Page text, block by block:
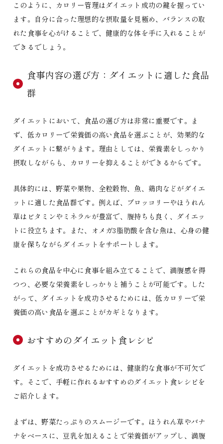
このように、カロリー管理はダイエット成功の鍵を握ってい
ます。自分に合った理想的な摂取量を見極め、バランスの取
れた食事を心がけることで、健康的な体を手に入れることが
できるでしょう。
食事内容の選び方：ダイエットに適した食品
群
ダイエットにおいて、食品の選び方は非常に重要です。ま
ず、低カロリーで栄養価の高い食品を選ぶことが、効果的な
ダイエットに繋がります。理由としては、栄養素をしっかり
摂取しながらも、カロリーを抑えることができるからです。
具体的には、野菜や果物、全粒穀物、魚、鶏肉などがダイエ
ットに適した食品群です。例えば、ブロッコリーやほうれん
草はビタミンやミネラルが豊富で、腹持ちも良く、ダイエッ
トに役立ちます。また、オメガ3脂肪酸を含む魚は、心身の健
康を保ちながらダイエットをサポートします。
これらの食品を中心に食事を組み立てることで、満腹感を得
つつ、必要な栄養素をしっかりと補うことが可能です。した
がって、ダイエットを成功させるためには、低カロリーで栄
養価の高い食品を選ぶことがカギとなります。
おすすめのダイエット食レシピ
ダイエットを成功させるためには、健康的な食事が不可欠で
す。そこで、手軽に作れるおすすめのダイエット食レシピを
ご紹介します。
まずは、野菜たっぷりのスムージーです。ほうれん草やバナ
ナをベースに、豆乳を加えることで栄養価がアップし、満腹